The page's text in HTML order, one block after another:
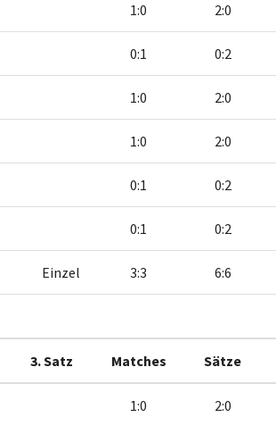
1:0 2:0
0:1 0:2
1:0 2:0
1:0 2:0
0:1 0:2
0:1 0:2
Einzel 3:3 6:6
3. Satz Matches Sätze
1:0 2:0